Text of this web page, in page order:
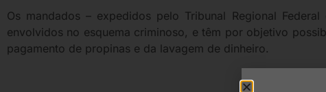
Os mandados – expedidos pelo Tribunal Regional
envolvidos no esquema criminoso, e têm por objetivo
pagamento de propinas e da lavagem de dinheiro.